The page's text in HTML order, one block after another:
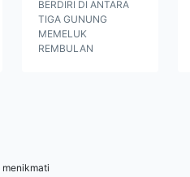
BERDIRI DI ANTARA
TIGA GUNUNG
MEMELUK
REMBULAN